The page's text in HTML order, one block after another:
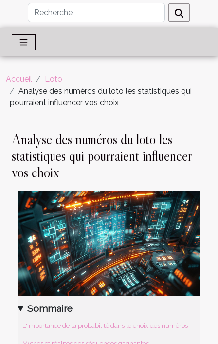
Accueil
Loto
Analyse des numéros du loto les statistiques qui
pourraient influencer vos choix
Analyse des numéros du loto les
statistiques qui pourraient influencer
vos choix
Sommaire
L'importance de la probabilité dans le choix des numéros